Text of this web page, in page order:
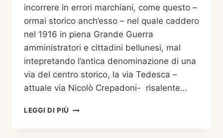
incorrere in errori marchiani, come questo –
ormai storico anch’esso – nel quale caddero
nel 1916 in piena Grande Guerra
amministratori e cittadini bellunesi, mal
intepretando l’antica denominazione di una
via del centro storico, la via Tedesca –
attuale via Nicolò Crepadoni- risalente…
LEGGI DI PIÙ COME